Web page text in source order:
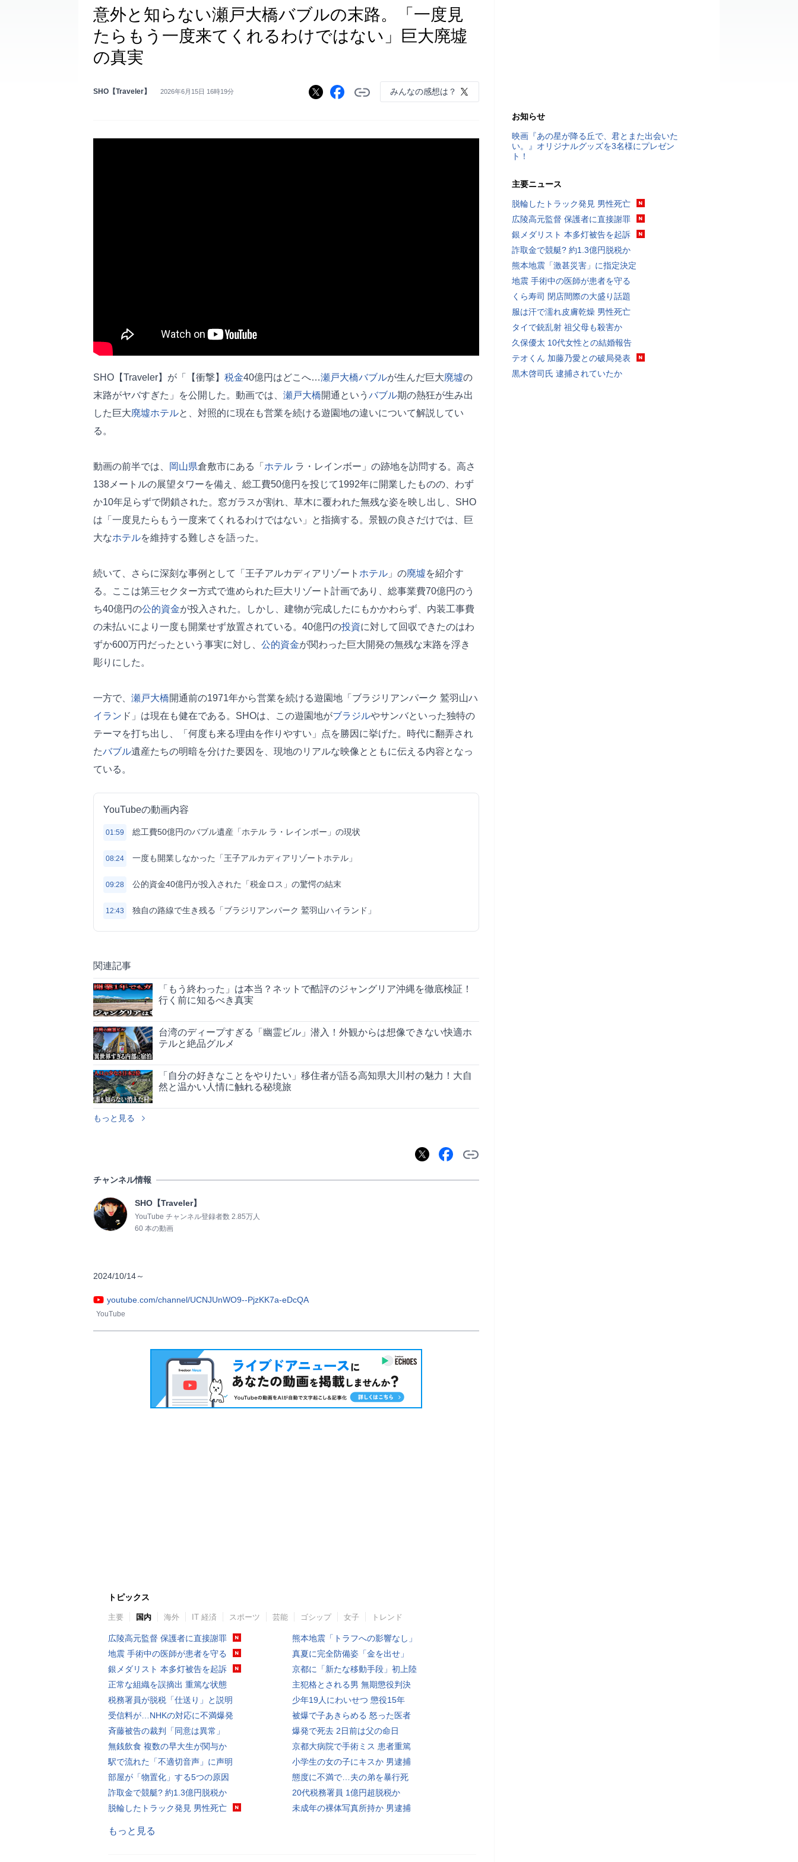
意外と知らない瀬戸大橋バブルの末路。「一度見
たらもう一度来てくれるわけではない」巨大廃墟
の真実
SHO【Traveler】 2026年6月15日 16時19分 みんなの感想は？
SHO【Traveler】が「【衝撃】 税金40億円はどこへ…瀬戸大橋バブルが生んだ巨大廃墟の
末路がヤバすぎた」を公開した。動画では、 瀬戸大橋開通という バブル期の熱狂が生み出
した巨大廃墟ホテルと、対照的に現在も営業を続ける遊園地の違いについて解説してい
る。
動画の前半では、 岡山県倉敷市にある「 ホテル ラ・レインボー」の跡地を訪問する。高さ
138メートルの展望タワーを備え、総工費50億円を投じて1992年に開業したものの、わず
か10年足らずで閉鎖された。窓ガラスが割れ、草木に覆われた無残な姿を映し出し、SHO
は「一度見たらもう一度来てくれるわけではない」と指摘する。景観の良さだけでは、巨
大なホテルを維持する難しさを語った。
続いて、さらに深刻な事例として「王子アルカディアリゾート ホテル 」の廃墟を紹介す
る。ここは第三セクター方式で進められた巨大リゾート計画であり、総事業費70億円のう
ち40億円の公的資金が投入された。しかし、建物が完成したにもかかわらず、内装工事費
の未払いにより一度も開業せず放置されている。40億円の投資に対して回収できたのはわ
ずか600万円だったという事実に対し、 公的資金が関わった巨大開発の無残な末路を浮き
彫りにした。
一方で、 瀬戸大橋開通前の1971年から営業を続ける遊園地「ブラジリアンパーク 鷲羽山ハ
イラン ド」は現在も健在である。SHOは、この遊園地がブラジルやサンバといった独特の
テーマを打ち出し、「何度も来る理由を作りやすい」点を勝因に挙げた。時代に翻弄され
たバブル遺産たちの明暗を分けた要因を、現地のリアルな映像とともに伝える内容となっ
ている。
YouTubeの動画内容
01:59 総工費50億円のバブル遺産「ホテル ラ・レインボー」の現状
08:24 一度も開業しなかった「王子アルカディアリゾートホテル」
09:28 公的資金40億円が投入された「税金ロス」の驚愕の結末
12:43 独自の路線で生き残る「ブラジリアンパーク 鷲羽山ハイランド」
関連記事
「もう終わった」は本当？ネットで酷評のジャングリア沖縄を徹底検証！
行く前に知るべき真実
台湾のディープすぎる「幽霊ビル」潜入！外観からは想像できない快適ホ
テルと絶品グルメ
「自分の好きなことをやりたい」移住者が語る高知県大川村の魅力！大自
然と温かい人情に触れる秘境旅
もっと見る
チャンネル情報
SHO【Traveler】
YouTube チャンネル登録者数 2.85万人
60 本の動画
2024/10/14～
youtube.com/channel/UCNJUnWO9--PjzKK7a-eDcQA
YouTube
トピックス
主要 国内 海外 IT 経済 スポーツ 芸能 ゴシップ 女子 トレンド
広陵高元監督 保護者に直接謝罪
地震 手術中の医師が患者を守る
銀メダリスト 本多灯被告を起訴
正常な組織を誤摘出 重篤な状態
税務署員が脱税「仕送り」と説明
受信料が…NHKの対応に不満爆発
斉藤被告の裁判「同意は異常」
無銭飲食 複数の早大生が関与か
駅で流れた「不適切音声」に声明
部屋が「物置化」する5つの原因
詐取金で競艇? 約1.3億円脱税か
脱輪したトラック発見 男性死亡
熊本地震「トラフへの影響なし」
真夏に完全防備姿「金を出せ」
京都に「新たな移動手段」初上陸
主犯格とされる男 無期懲役判決
少年19人にわいせつ 懲役15年
被爆で子あきらめる 怒った医者
爆発で死去 2日前は父の命日
京都大病院で手術ミス 患者重篤
小学生の女の子にキスか 男逮捕
態度に不満で…夫の弟を暴行死
20代税務署員 1億円超脱税か
未成年の裸体写真所持か 男逮捕
もっと見る
お知らせ
映画『あの星が降る丘で、君とまた出会いた
い。』オリジナルグッズを3名様にプレゼン
ト！
主要ニュース
脱輪したトラック発見 男性死亡
広陵高元監督 保護者に直接謝罪
銀メダリスト 本多灯被告を起訴
詐取金で競艇? 約1.3億円脱税か
熊本地震「激甚災害」に指定決定
地震 手術中の医師が患者を守る
くら寿司 閉店間際の大盛り話題
服は汗で濡れ皮膚乾燥 男性死亡
タイで銃乱射 祖父母も殺害か
久保優太 10代女性との結婚報告
テオくん 加藤乃愛との破局発表
黒木啓司氏 逮捕されていたか